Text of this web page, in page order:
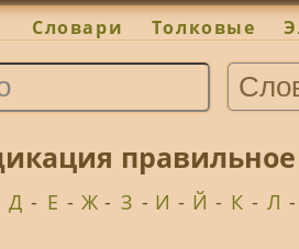
Словари Толковые
Д - Е - Ж - З - И - Й - К - Л -